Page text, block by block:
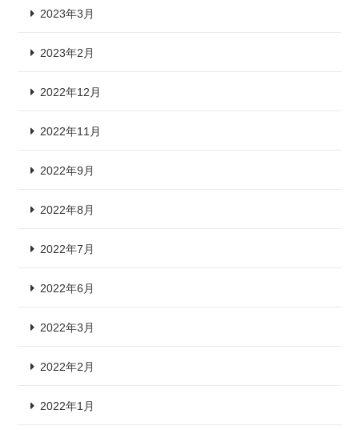
2023年3月
2023年2月
2022年12月
2022年11月
2022年9月
2022年8月
2022年7月
2022年6月
2022年3月
2022年2月
2022年1月